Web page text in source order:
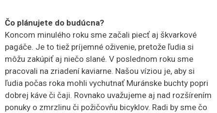
Čo plánujete do budúcna?
Koncom minulého roku sme začali piecť aj škvarkové
pagáče. Je to tiež príjemné oživenie, pretože ľudia si
môžu zakúpiť aj niečo slané. V poslednom roku sme
pracovali na zriadení kaviarne. Našou víziou je, aby si
ľudia počas roka mohli vychutnať Muránske buchty popri
dobrej káve či čaji. Rovnako uvažujeme aj nad rozšírením
ponuky o zmrzlinu či požičovňu bicyklov. Radi by sme čo